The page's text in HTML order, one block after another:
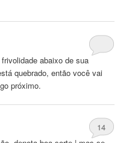
abaixo de sua
quebrado, então você vai
próximo.
14